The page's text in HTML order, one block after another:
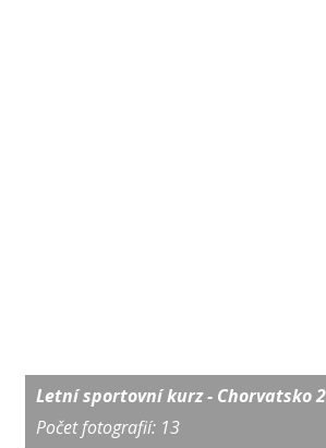
Letní sportovní kurz - Chorvatsko
Počet fotografií: 13